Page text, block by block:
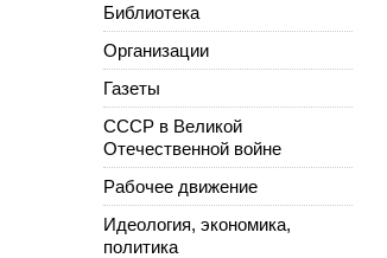
Библиотека
Организации
Газеты
СССР в Великой
Отечественной войне
Рабочее движение
Идеология, экономика,
политика